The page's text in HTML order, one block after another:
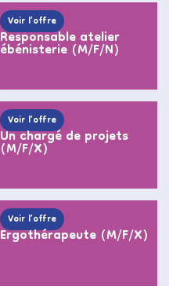
Voir l’offre
Responsable atelier
ébénisterie (M/F/N)
Voir l’offre
Un chargé de projets
(M/F/X)
Voir l’offre
Ergothérapeute (M/F/X)